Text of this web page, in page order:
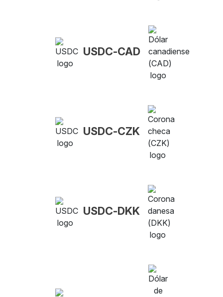
USDC-CAD
USDC-CZK
USDC-DKK